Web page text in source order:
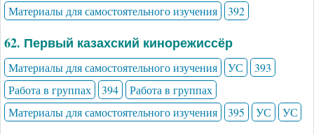
Материалы для самостоятельного изучения
392
62. Первый казахский кинорежиссёр
Материалы для самостоятельного изучения УС
393
Работа в группах
394
Работа в группах
Материалы для самостоятельного изучения
395 УС УС